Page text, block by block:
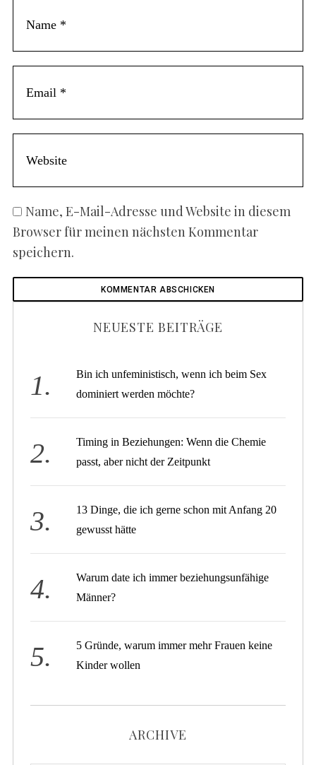
Name, E-Mail-Adresse und Website in diesem
Browser für meinen nächsten Kommentar
speichern.
NEUESTE BEITRÄGE
Bin ich unfeministisch, wenn ich beim Sex
dominiert werden möchte?
Timing in Beziehungen: Wenn die Chemie
passt, aber nicht der Zeitpunkt
13 Dinge, die ich gerne schon mit Anfang 20
gewusst hätte
Warum date ich immer beziehungsunfähige
Männer?
5 Gründe, warum immer mehr Frauen keine
Kinder wollen
ARCHIVE